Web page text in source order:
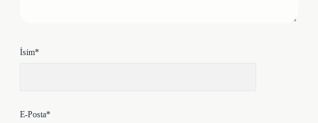
İsim*
E-Posta*